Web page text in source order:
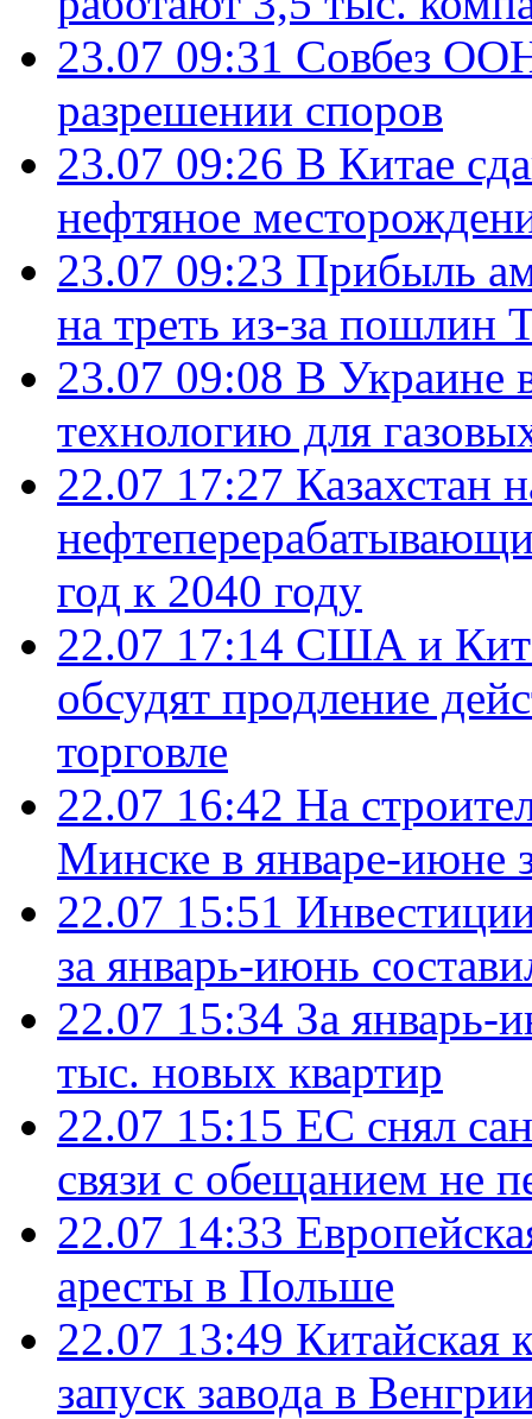
23.07 09:31 Совбез
разрешении споров
23.07 09:26 В Китае
нефтяное
23.07 09:23 Прибыль
на треть из-за пошлин
23.07 09:08 В Украине
технологию для
22.07 17:27 Казахстан
год к 2040 году
22.07 17:14 США и
обсудят продление
торговле
22.07 16:42 На
Минске в январе-июне
22.07 15:51
за январь-июнь
22.07 15:34 За январь-
тыс. новых квартир
22.07 15:15 ЕС снял
связи с обещанием не
22.07 14:33
аресты в Польше
22.07 13:49 Китайская
запуск завода в